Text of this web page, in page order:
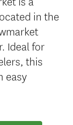
in the
Ideal for
this
easy